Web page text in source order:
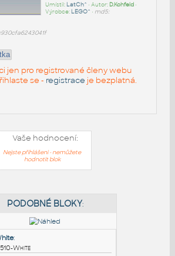
Umístil: LatCh^ • Autor: D.Kohfeld•
Výrobce: LEGO^ • md5:
jen pro registrované členy webu
se - registrace je bezplatná.
Vaše hodnocení:
Nejste přihlášeni - nemůžete
hodnotit blok